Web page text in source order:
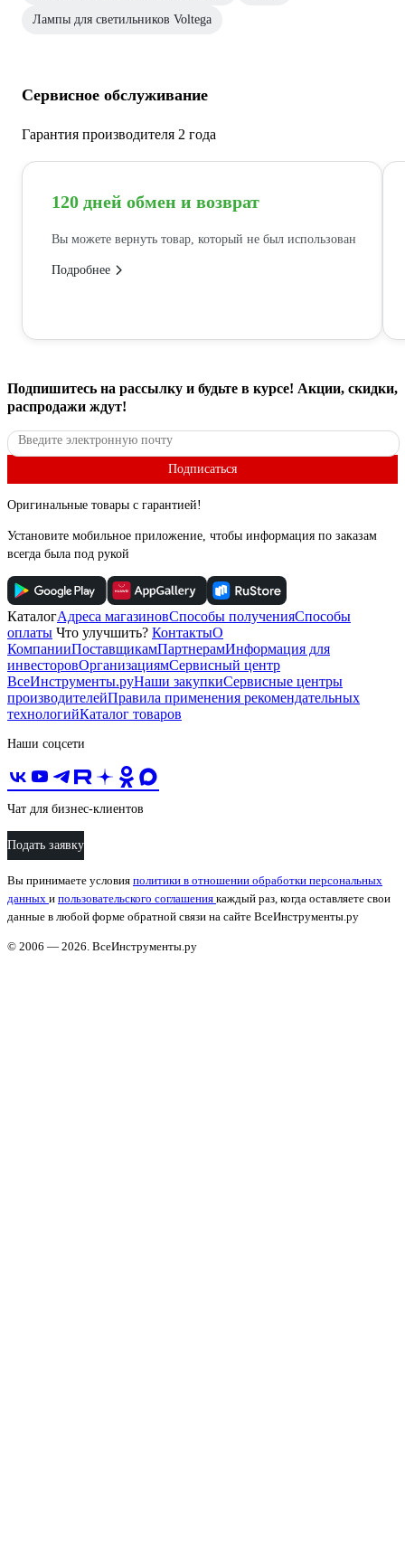
Лампы для светильников Voltega
Сервисное обслуживание
Гарантия производителя 2 года
120 дней обмен и возврат
Вы можете вернуть товар, который не был использован
Подробнее
Подпишитесь на рассылку и будьте в курсе! Акции, скидки,
распродажи ждут!
Подписаться
Оригинальные товары с гарантией!
Установите мобильное приложение, чтобы информация по заказам
всегда была под рукой
КаталогАдреса магазиновСпособы полученияСпособы
оплаты Что улучшить? КонтактыО
КомпанииПоставщикамПартнерамИнформация для
инвесторовОрганизациямСервисный центр
ВсеИнструменты.руНаши закупкиСервисные центры
производителейПравила применения рекомендательных
технологийКаталог товаров
Наши соцсети
Чат для бизнес-клиентов
Подать заявку
Вы принимаете условия политики в отношении обработки персональных
данных и пользовательского соглашения каждый раз, когда оставляете свои
данные в любой форме обратной связи на сайте ВсеИнструменты.ру
© 2006 — 2026. ВсеИнструменты.ру